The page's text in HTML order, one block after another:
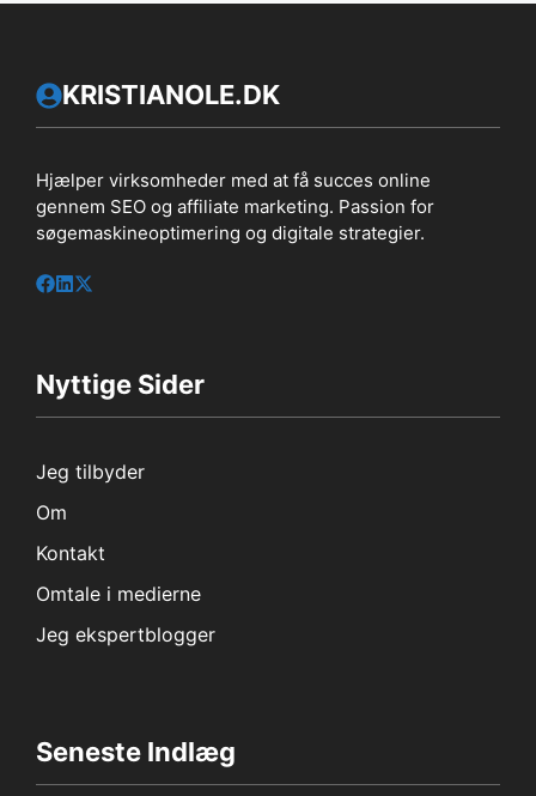
KRISTIANOLE.DK
Hjælper virksomheder med at få succes online
gennem SEO og affiliate marketing. Passion for
søgemaskineoptimering og digitale strategier.
Nyttige Sider
Jeg tilbyder
Om
Kontakt
Omtale i medierne
Jeg ekspertblogger
Seneste Indlæg